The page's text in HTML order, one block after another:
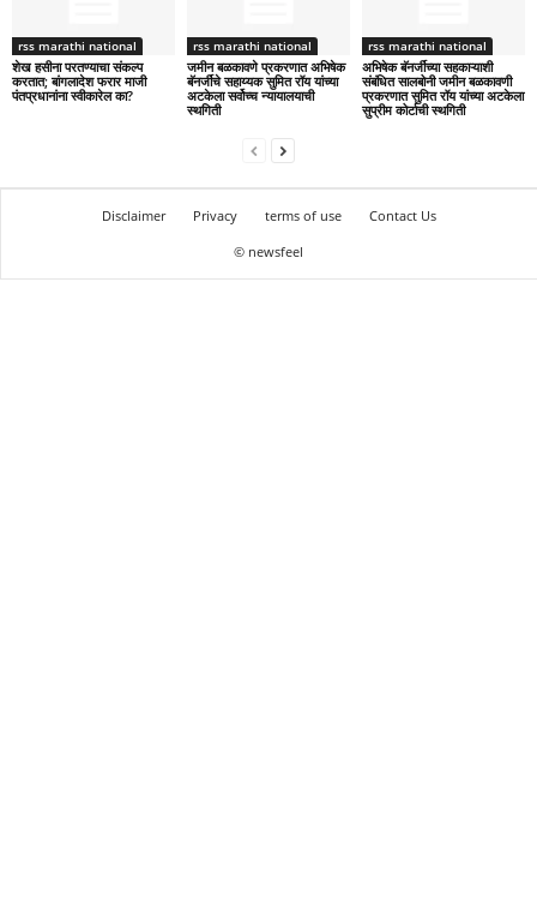
rss marathi national
शेख हसीना परतण्याचा संकल्प
करतात; बांगलादेश फरार माजी
पंतप्रधानांना स्वीकारेल का?
rss marathi national
जमीन बळकावणे प्रकरणात अभिषेक
बॅनर्जींचे सहाय्यक सुमित रॉय यांच्या
अटकेला सर्वोच्च न्यायालयाची
स्थगिती
rss marathi national
अभिषेक बॅनर्जींच्या सहकाऱ्याशी
संबंधित सालबोनी जमीन बळकावणी
प्रकरणात सुमित रॉय यांच्या अटकेला
सुप्रीम कोर्टाची स्थगिती
Disclaimer Privacy terms of use
Contact Us
© newsfeel